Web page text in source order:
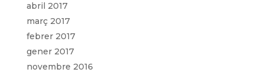
abril 2017
març 2017
febrer 2017
gener 2017
novembre 2016